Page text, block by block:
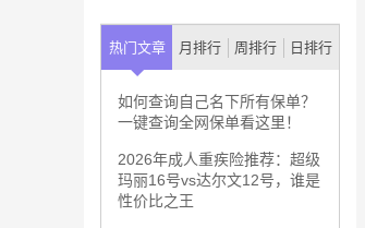
热门文章 月排行 周排行 日排行
如何查询自己名下所有保单？
一键查询全网保单看这里！
2026年成人重疾险推荐：超级
玛丽16号vs达尔文12号，谁是
性价比之王